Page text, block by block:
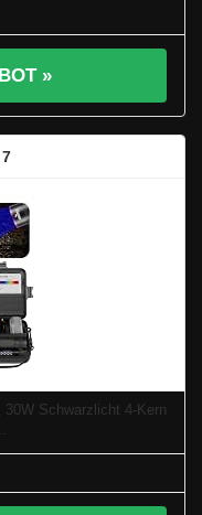
»
7
Schwarzlicht 4-Kern